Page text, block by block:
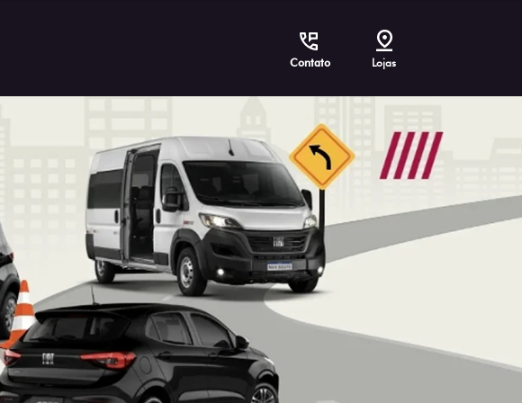
Contato Lojas